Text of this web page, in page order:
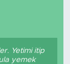
Yetimi itip
yemek